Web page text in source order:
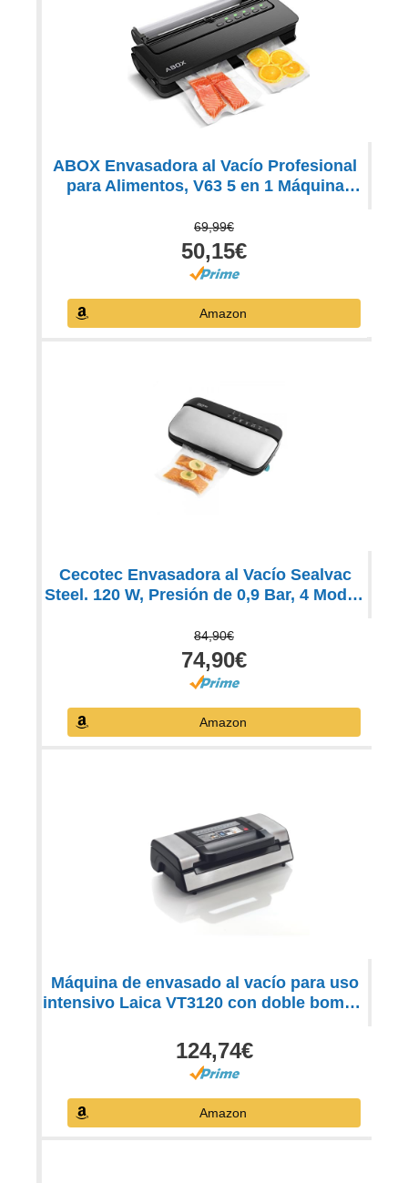
ABOX Envasadora al Vacío Profesional
para Alimentos, V63 5 en 1 Máquina
Cortador, Automático Seco y Húmedo,
Bolsas de Vacío y Tubo para Botes
69,99€
50,15€
Amazon
Cecotec Envasadora al Vacío Sealvac
Steel. 120 W, Presión de 0,9 Bar, 4 Modos
Bolsas Genéricas, Incluye 5 Bolsas,
Toma y Tubo para botes y Rollo gofrado
84,90€
74,90€
Amazon
Máquina de envasado al vacío para uso
intensivo Laica VT3120 con doble bomba,
capacidad de aspiración 20 l/min, 130 W,
incluye tubo para contenedores.
124,74€
Amazon